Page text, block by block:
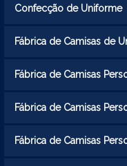
Confecção de Uniforme
Fábrica de Camisas de
Fábrica de Camisas
Fábrica de Camisas
Fábrica de Camisas